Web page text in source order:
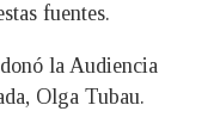
fuentes.
la Audiencia
Olga Tubau.